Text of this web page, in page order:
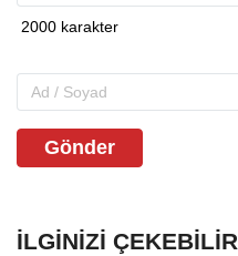
Gönder
İLGINIZI ÇEKEBILIR